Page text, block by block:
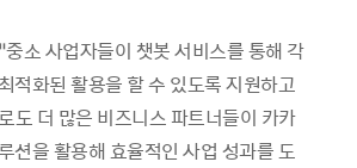
소 사업자들이 챗봇 서비스를 통해 각
적화된 활용을 할 수 있도록 지원하고
도 더 많은 비즈니스 파트너들이 카카
션을 활용해 효율적인 사업 성과를 도